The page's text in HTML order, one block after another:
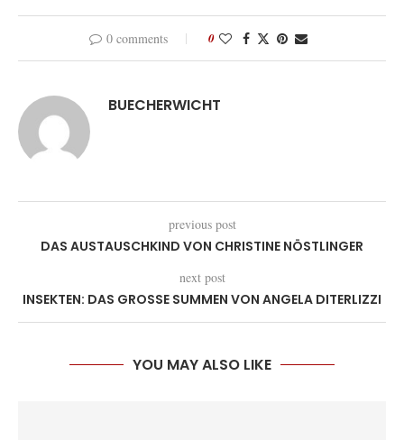
0 comments 0
BUECHERWICHT
previous post
DAS AUSTAUSCHKIND VON CHRISTINE NÖSTLINGER
next post
INSEKTEN: DAS GROSSE SUMMEN VON ANGELA DITERLIZZI
YOU MAY ALSO LIKE